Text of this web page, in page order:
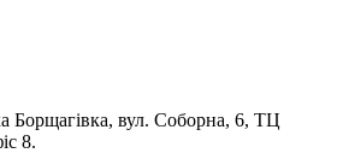
Борщагівка, вул. Соборна, 6, ТЦ
8.